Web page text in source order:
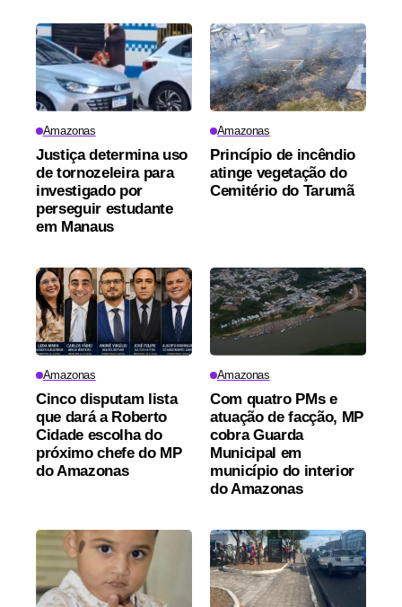
Amazonas
Justiça determina uso
de tornozeleira para
investigado por
perseguir estudante
em Manaus
Amazonas
Princípio de incêndio
atinge vegetação do
Cemitério do Tarumã
Amazonas
Cinco disputam lista
que dará a Roberto
Cidade escolha do
próximo chefe do MP
do Amazonas
Amazonas
Com quatro PMs e
atuação de facção, MP
cobra Guarda
Municipal em
município do interior
do Amazonas